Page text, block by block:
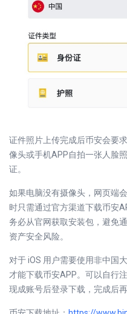
证件照片上传完成后币安会要
像头或手机APP自拍一张人脸
证。
如果电脑没有摄像头，网页端
时只需通过官方渠道下载币安
务必从官网获取安装包，避免
资产安全风险。
对于 iOS 用户需要使用非中国
才能下载币安APP。可以自行
现成账号后登录下载，完成后